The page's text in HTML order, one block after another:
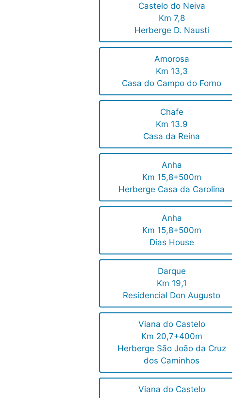
Castelo do Neiva
Km 7,8
Herberge D. Nausti
Amorosa
Km 13,3
Casa do Campo do Forno
Chafe
Km 13.9
Casa da Reina
Anha
Km 15,8+500m
Herberge Casa da Carolina
Anha
Km 15,8+500m
Dias House
Darque
Km 19,1
Residencial Don Augusto
Viana do Castelo
Km 20,7+400m
Herberge São João da Cruz
dos Caminhos
Viana do Castelo